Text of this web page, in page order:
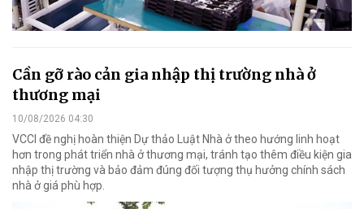
Cần gỡ rào cản gia nhập thị trường nhà ở
thương mại
10/08/2026 04:30
VCCI đề nghị hoàn thiện Dự thảo Luật Nhà ở theo hướng linh hoạt
hơn trong phát triển nhà ở thương mại, tránh tạo thêm điều kiện gia
nhập thị trường và bảo đảm đúng đối tượng thụ hưởng chính sách
nhà ở giá phù hợp.